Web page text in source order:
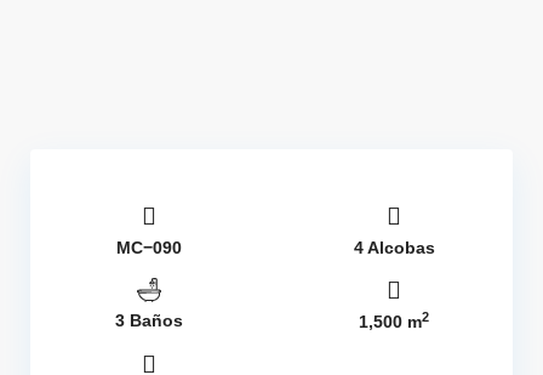
MC−090 4 Alcobas
3 Baños 1,500 m2